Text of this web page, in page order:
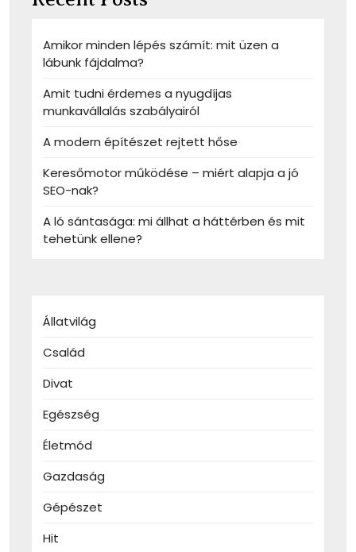
Amikor minden lépés számít: mit üzen a
lábunk fájdalma?
Amit tudni érdemes a nyugdíjas
munkavállalás szabályairól
A modern építészet rejtett hőse
Keresőmotor működése – miért alapja a jó
SEO-nak?
A ló sántasága: mi állhat a háttérben és mit
tehetünk ellene?
Állatvilág
Család
Divat
Egészség
Életmód
Gazdaság
Gépészet
Hit